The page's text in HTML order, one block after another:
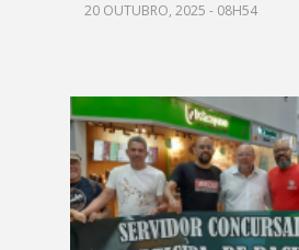
20 OUTUBRO, 2025 - 08H54